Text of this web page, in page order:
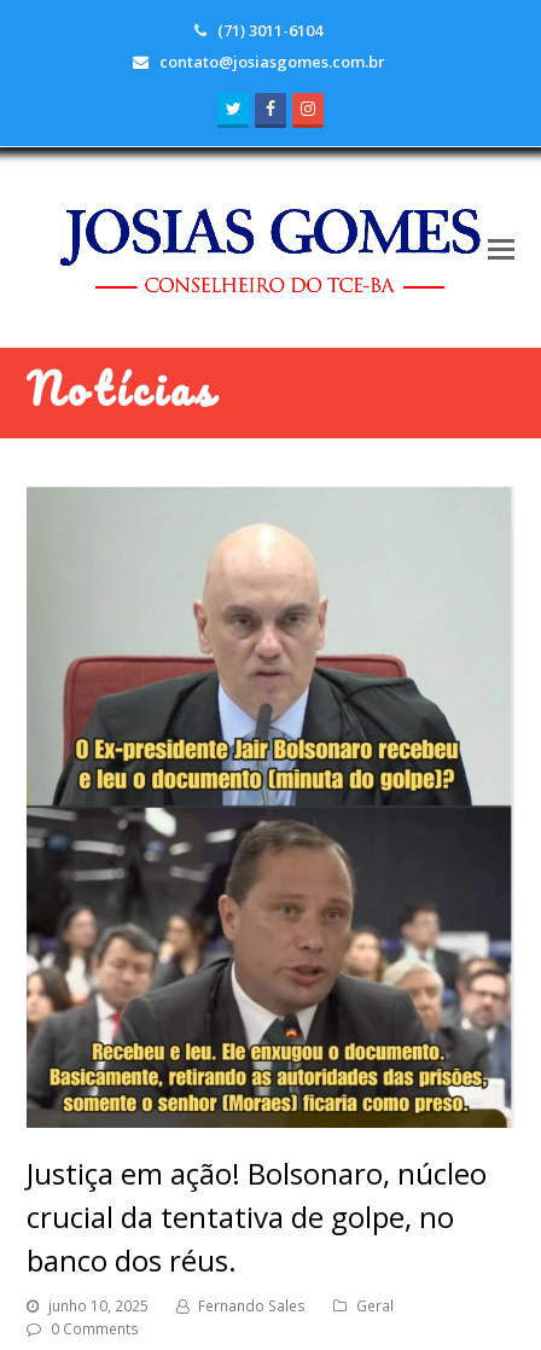
(71) 3011-6104
contato@josiasgomes.com.br
TwitterFacebook
Notícias
Justiça em ação! Bolsonaro, núcleo
crucial da tentativa de golpe, no
banco dos réus.
junho 10, 2025 Fernando Sales
Geral
0 Comments